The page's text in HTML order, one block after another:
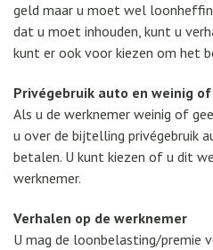
geld maar u moet wel
dat u moet inhouden, kunt u
kunt er ook voor kiezen om het
Privégebruik auto en weinig
Als u de werknemer weinig of
u over de bijtelling privégebruik
betalen. U kunt kiezen of u dit
werknemer.
Verhalen op de werknemer
U mag de loonbelasting/premie